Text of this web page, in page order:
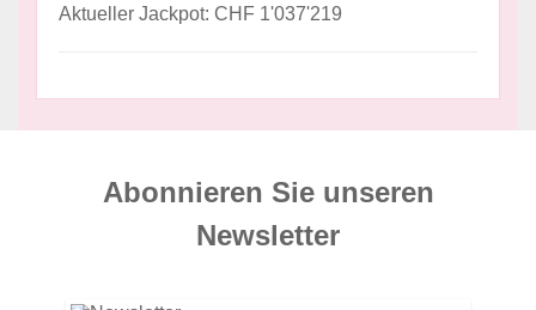
Aktueller Jackpot: CHF 1'037'219
Abonnieren Sie unseren
News­letter